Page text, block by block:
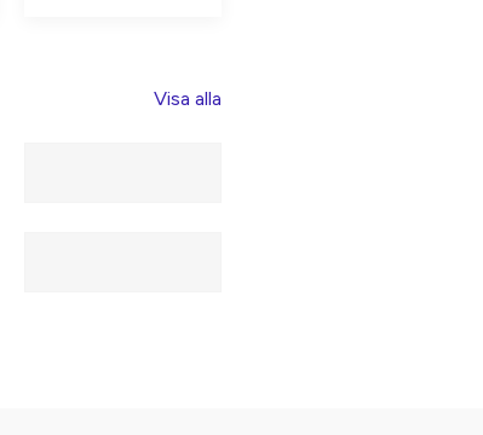
Visa alla